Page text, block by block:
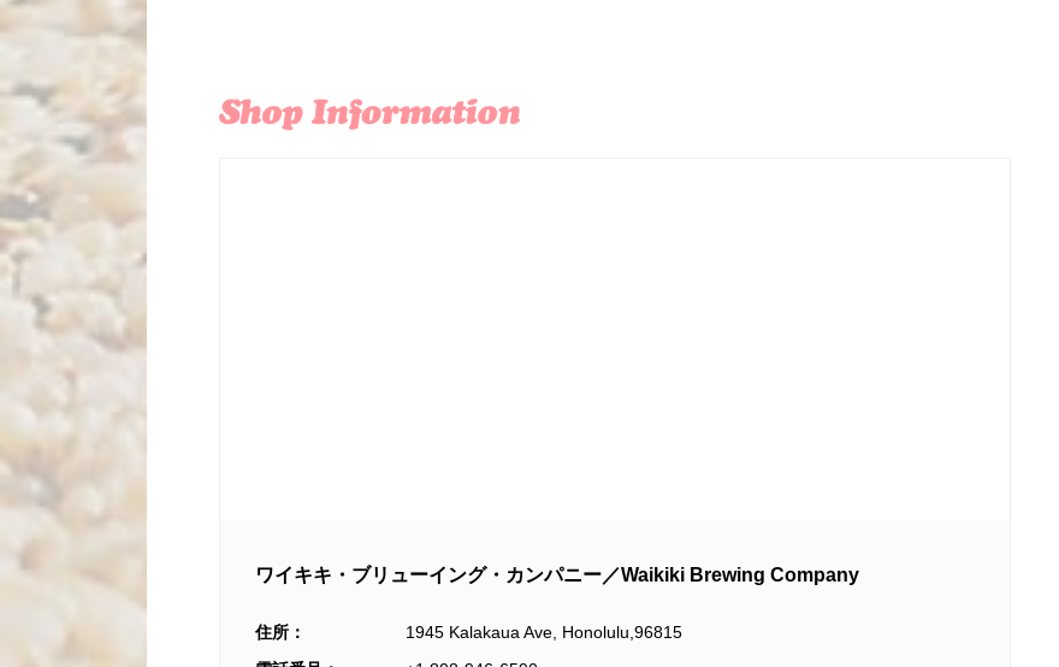
ワイキキ・ブリューイング・カンパニー／Waikiki Brewing Company
住所：
1945 Kalakaua Ave, Honolulu,96815